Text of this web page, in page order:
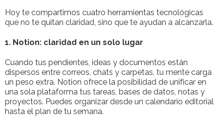
Hoy te compartimos cuatro herramientas tecnológicas
que no te quitan claridad, sino que te ayudan a alcanzarla.
1. Notion: claridad en un solo lugar
Cuando tus pendientes, ideas y documentos están
dispersos entre correos, chats y carpetas, tu mente carga
un peso extra. Notion ofrece la posibilidad de unificar en
una sola plataforma tus tareas, bases de datos, notas y
proyectos. Puedes organizar desde un calendario editorial
hasta el plan de tu semana.